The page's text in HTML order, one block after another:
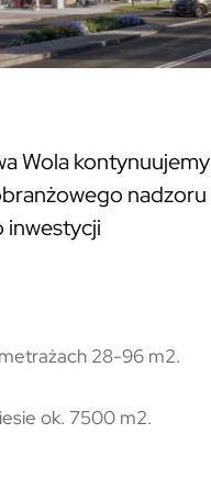
Wola kontynuujemy
nadzoru
inwestycji
28-96 m2.
ok. 7500 m2.